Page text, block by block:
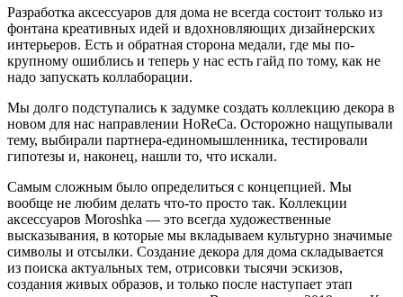
Разработка аксессуаров для дома не всегда состоит только из
фонтана креативных идей и вдохновляющих дизайнерских
интерьеров. Есть и обратная сторона медали, где мы по-
крупному ошиблись и теперь у нас есть гайд по тому, как не
надо запускать коллаборации.
Мы долго подступались к задумке создать коллекцию декора в
новом для нас направлении HoReCa. Осторожно нащупывали
тему, выбирали партнера-единомышленника, тестировали
гипотезы и, наконец, нашли то, что искали.
Самым сложным было определиться с концепцией. Мы
вообще не любим делать что-то просто так. Коллекции
аксессуаров Moroshka — это всегда художественные
высказывания, в которые мы вкладываем культурно значимые
символы и отсылки. Создание декора для дома складывается
из поиска актуальных тем, отрисовки тысячи эскизов,
создания живых образов, и только после наступает этап